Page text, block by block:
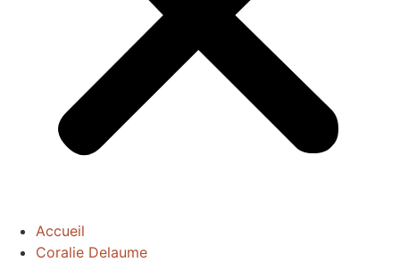
Accueil
Coralie Delaume